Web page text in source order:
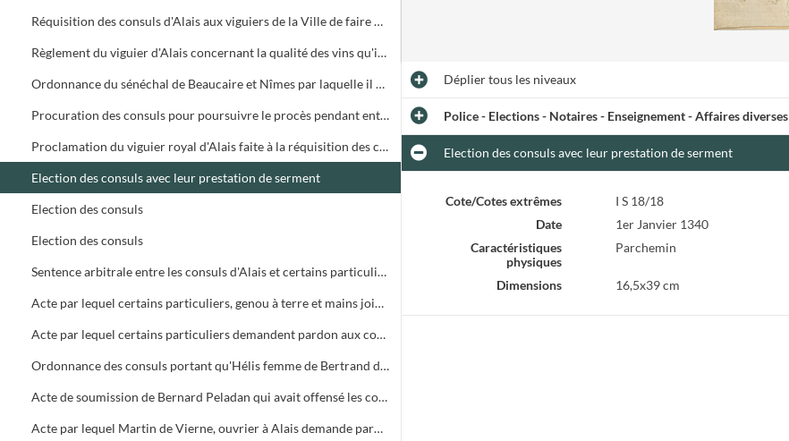
Réquisition des consuls d'Alais aux viguiers de la Ville de faire publier l'ordonnance de police concernant les boulangers, bouchers, vendeurs de poissons et la propreté des rues
Règlement du viguier d'Alais concernant la qualité des vins qu'il est permis d'introduire dans la Ville
Ordonnance du sénéchal de Beaucaire et Nîmes par laquelle il est permis aux habitants de Vézénobres de vendre leur vin à Alais après avoir été vérifié par les consuls
Procuration des consuls pour poursuivre le procès pendant entre eux et certains bouchers d'Alais au sujet d'une proclamation des dits consuls
Proclamation du viguier royal d'Alais faite à la réquisition des consuls de ne pas conserver dans la ville plus de deux trousses de foin ou de paille et de ne pas rentrer avec du feu dans les endroits où ils sont entreposés
Election des consuls avec leur prestation de serment
Election des consuls
Election des consuls
Sentence arbitrale entre les consuls d'Alais et certains particuliers qui les avaient injuriés, ceux-ci sont condamnés à demander pardon aux consuls
Acte par lequel certains particuliers, genou à terre et mains jointes, demandent pardon aux consuls qu'ils avaient injuriés et promettent de leur être soumis désormais
Acte par lequel certains particuliers demandent pardon aux consuls des injures proférées contre eux
Ordonnance des consuls portant qu'Hélis femme de Bertrand du Mas-Dieu devra leur demander pardon des injures qu'elle a proférées contre eux
Acte de soumission de Bernard Peladan qui avait offensé les consuls d'Alais
Acte par lequel Martin de Vierne, ouvrier à Alais demande pardon aux consuls de s'être opposé à eux
Dépliertous les niveaux
Police - Elections - Notaires - Enseignement - Affaires diverses
Election des consuls avec leur prestation de serment
Cote/Cotes extrêmes
I S 18/18
Date
1er Janvier 1340
Caractéristiques
physiques
Parchemin
Dimensions 16,5x39 cm